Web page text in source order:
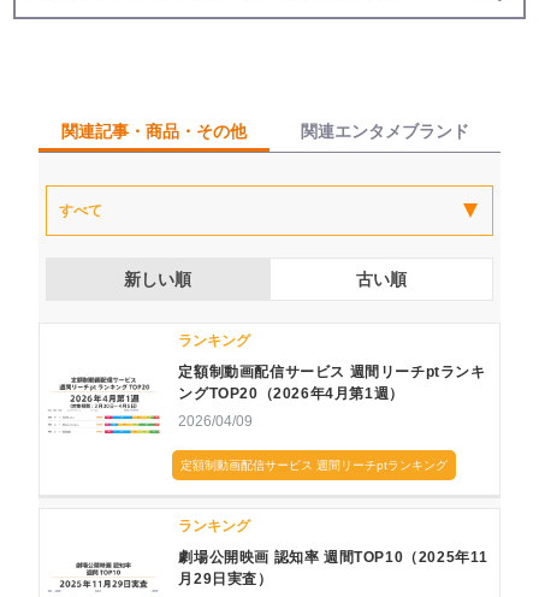
関連記事・商品・その他 関連エンタメブランド
新しい順 古い順
ランキング
定額制動画配信サービス 週間リーチptランキ
ングTOP20（2026年4月第1週）
2026/04/09
定額制動画配信サービス 週間リーチptランキング
ランキング
劇場公開映画 認知率 週間TOP10（2025年11
月29日実査）